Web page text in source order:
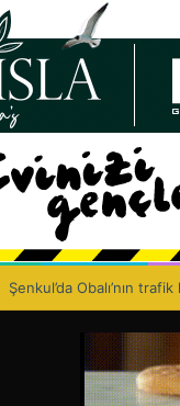
Şenkul’da Obalı’nın